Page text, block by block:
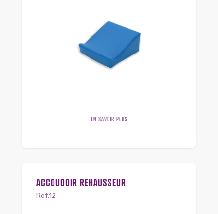
EN SAVOIR PLUS
ACCOUDOIR REHAUSSEUR
Ref.12